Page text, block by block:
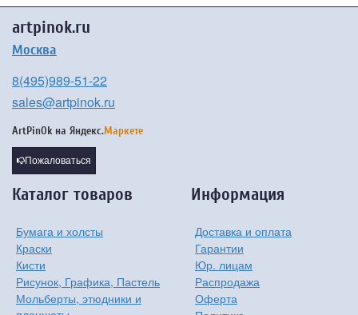
artpinok.ru
Москва
8(495)989-51-22
sales@artpinok.ru
ArtPinOk на Яндекс.Маркете
Пожаловаться
Каталог товаров
Бумага и холсты
Краски
Кисти
Рисунок, Графика, Пастель
Мольберты, этюдники и
Информация
Доставка и оплата
Гарантии
Юр. лицам
Распродажа
Оферта